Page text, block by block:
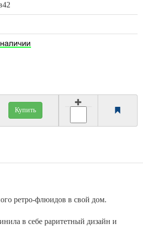
Купить
ретро-флюидов в свой дом.
в себе раритетный дизайн и